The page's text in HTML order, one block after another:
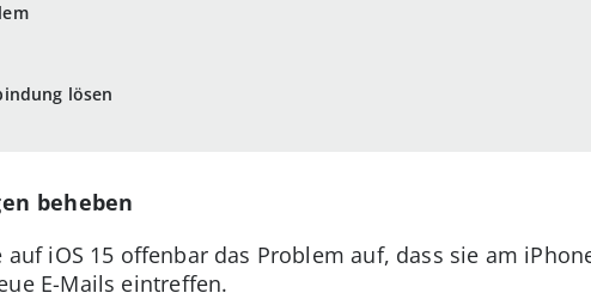
lösen
beheben
iOS 15 offenbar das Problem auf, dass sie am
E-Mails eintreffen.